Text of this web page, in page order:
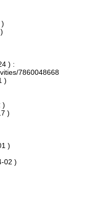
) :
7860048668
)
)
)
)
02 )